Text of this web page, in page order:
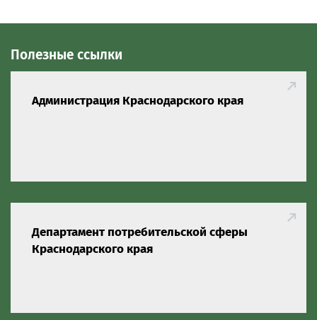
Полезные ссылки
Администрация Краснодарского края
Департамент потребительской сферы
Краснодарского края